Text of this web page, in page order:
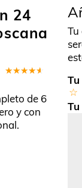
24
5
de 6
y con
Tu